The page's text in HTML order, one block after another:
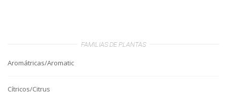
FAMILIAS DE PLANTAS
Aromátricas/Aromatic
Cítricos/Citrus